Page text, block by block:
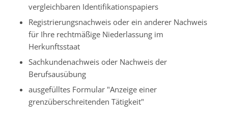
vergleichbaren Identifikationspapiers
Registrierungsnachweis oder ein anderer Nachweis
für Ihre rechtmäßige Niederlassung im
Herkunftsstaat
Sachkundenachweis oder Nachweis der
Berufsausübung
ausgefülltes Formular "Anzeige einer
grenzüberschreitenden Tätigkeit"